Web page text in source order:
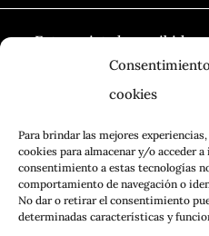
cookies
Para brindar las mejores
cookies para almacenar y/o acceder
consentimiento a estas tecnologías
comportamiento de navegación o
No dar o retirar el consentimiento
determinadas características y
Esta revista ha recibido
Ministerio de Cultura,
General del Libro, del